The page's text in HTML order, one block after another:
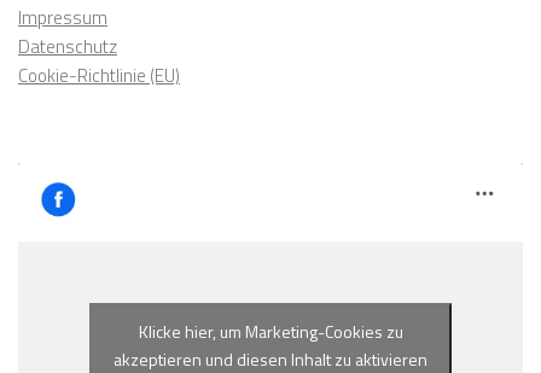
Impressum
Datenschutz
Cookie-Richtlinie (EU)
Klicke hier, um Marketing-Cookies zu
akzeptieren und diesen Inhalt zu aktivieren